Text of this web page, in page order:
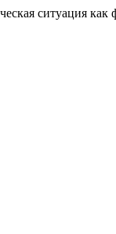
ситуация